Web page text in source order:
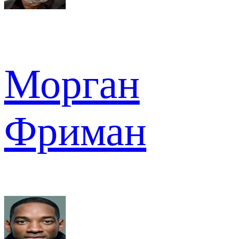
Морган
Фриман